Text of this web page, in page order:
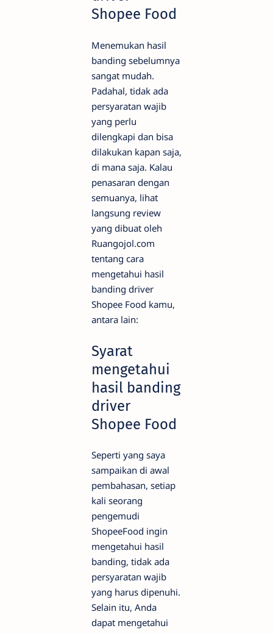
Shopee Food
Menemukan hasil
banding sebelumnya
sangat mudah.
Padahal, tidak ada
persyaratan wajib
yang perlu
dilengkapi dan bisa
dilakukan kapan saja,
di mana saja. Kalau
penasaran dengan
semuanya, lihat
langsung review
yang dibuat oleh
Ruangojol.com
tentang cara
mengetahui hasil
banding driver
Shopee Food kamu,
antara lain:
Syarat
mengetahui
hasil banding
driver
Shopee Food
Seperti yang saya
sampaikan di awal
pembahasan, setiap
kali seorang
pengemudi
ShopeeFood ingin
mengetahui hasil
banding, tidak ada
persyaratan wajib
yang harus dipenuhi.
Selain itu, Anda
dapat mengetahui